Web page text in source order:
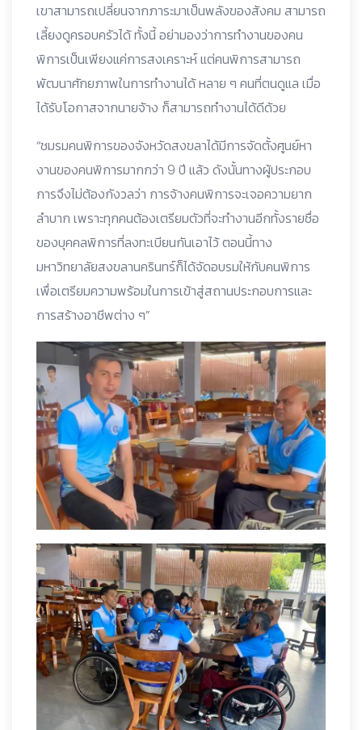
เขาสามารถเปลี่ยนจากภาระมาเป็นพลังของสังคม สามารถ
เลี้ยงดูครอบครัวได้ ทั้งนี้ อย่ามองว่าการทำงานของคน
พิการเป็นเพียงแค่การสงเคราะห์ แต่คนพิการสามารถ
พัฒนาศักยภาพในการทำงานได้ หลาย ๆ คนที่ตนดูแล เมื่อ
ได้รับโอกาสจากนายจ้าง ก็สามารถทำงานได้ดีด้วย
“ชมรมคนพิการของจังหวัดสงขลาได้มีการจัดตั้งศูนย์หา
งานของคนพิการมากกว่า 9 ปี แล้ว ดังนั้นทางผู้ประกอบ
การจึงไม่ต้องกังวลว่า การจ้างคนพิการจะเจอความยาก
ลำบาก เพราะทุกคนต้องเตรียมตัวที่จะทำงานอีกทั้งรายชื่อ
ของบุคคลพิการที่ลงทะเบียนกันเอาไว้ ตอนนี้ทาง
มหาวิทยาลัยสงขลานครินทร์ก็ได้จัดอบรมให้กับคนพิการ
เพื่อเตรียมความพร้อมในการเข้าสู่สถานประกอบการและ
การสร้างอาชีพต่าง ๆ”